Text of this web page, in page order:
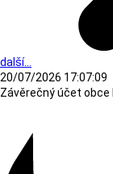
další...
20/07/2026 17:07:09
Závěrečný účet obce